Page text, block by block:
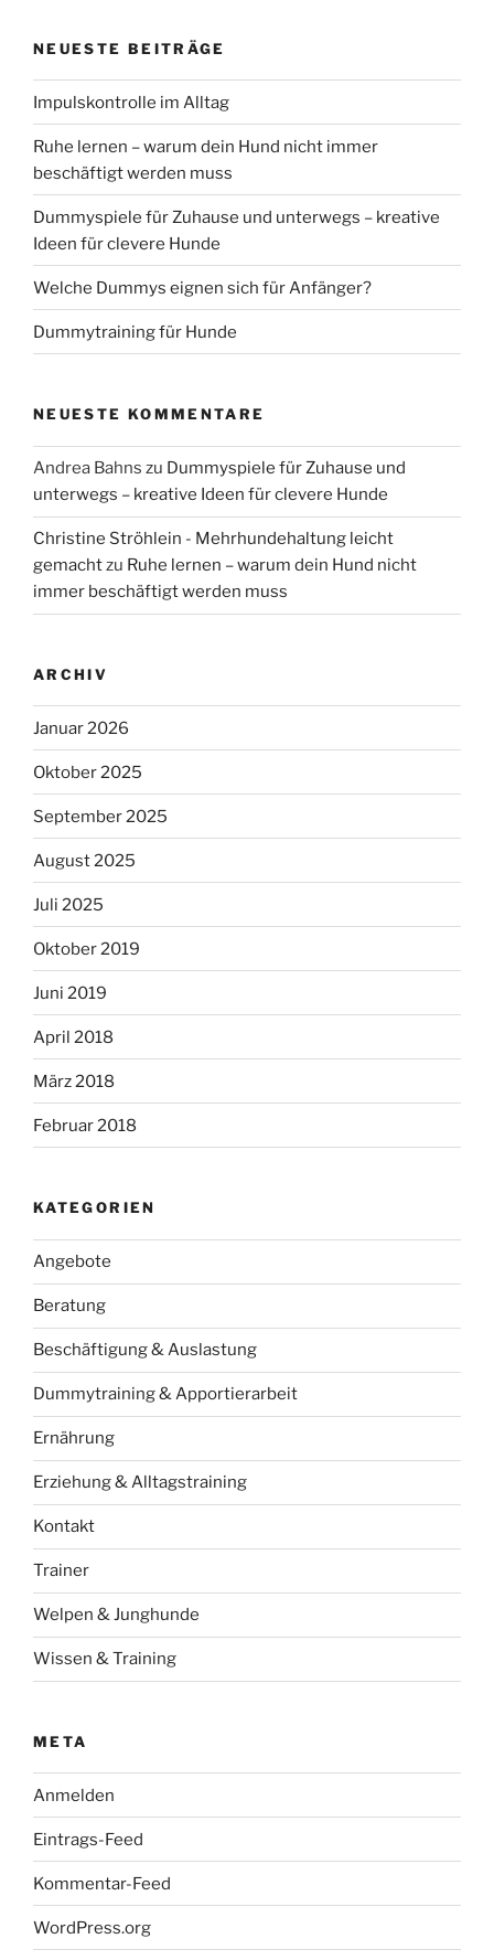
NEUESTE BEITRÄGE
Impulskontrolle im Alltag
Ruhe lernen – warum dein Hund nicht immer
beschäftigt werden muss
Dummyspiele für Zuhause und unterwegs – kreative
Ideen für clevere Hunde
Welche Dummys eignen sich für Anfänger?
Dummytraining für Hunde
NEUESTE KOMMENTARE
Andrea Bahns zu Dummyspiele für Zuhause und
unterwegs – kreative Ideen für clevere Hunde
Christine Ströhlein - Mehrhundehaltung leicht
gemachtzu Ruhe lernen – warum dein Hund nicht
immer beschäftigt werden muss
ARCHIV
Januar 2026
Oktober 2025
September 2025
August 2025
Juli 2025
Oktober 2019
Juni 2019
April 2018
März 2018
Februar 2018
KATEGORIEN
Angebote
Beratung
Beschäftigung & Auslastung
Dummytraining & Apportierarbeit
Ernährung
Erziehung & Alltagstraining
Kontakt
Trainer
Welpen & Junghunde
Wissen & Training
META
Anmelden
Eintrags-Feed
Kommentar-Feed
WordPress.org